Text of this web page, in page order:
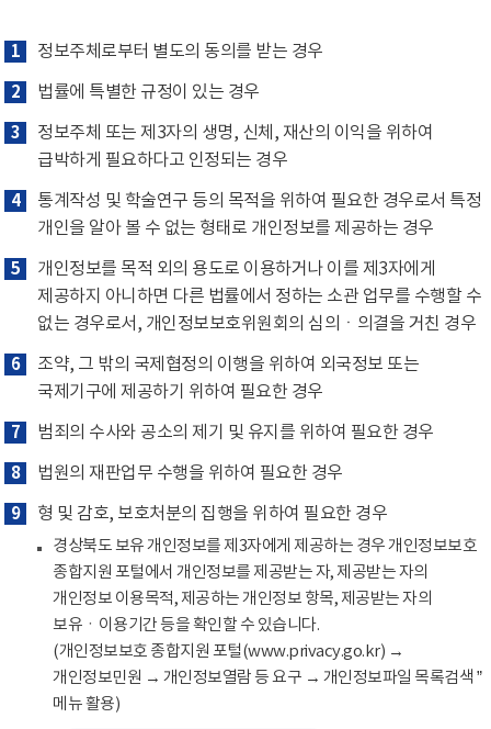
1 정보주체로부터 별도의 동의를 받는 경우
2 법률에 특별한 규정이 있는 경우
3
정보주체 또는 제3자의 생명, 신체, 재산의 이익을 위하여
급박하게 필요하다고 인정되는 경우
4
통계작성 및 학술연구 등의 목적을 위하여 필요한 경우로서 특정
개인을 알아 볼 수 없는 형태로 개인정보를 제공하는 경우
5
개인정보를 목적 외의 용도로 이용하거나 이를 제3자에게
제공하지 아니하면 다른 법률에서 정하는 소관 업무를 수행할 수
없는 경우로서, 개인정보보호위원회의 심의ㆍ의결을 거친 경우
6
조약, 그 밖의 국제협정의 이행을 위하여 외국정보 또는
국제기구에 제공하기 위하여 필요한 경우
7 범죄의 수사와 공소의 제기 및 유지를 위하여 필요한 경우
8 법원의 재판업무 수행을 위하여 필요한 경우
9 형 및 감호, 보호처분의 집행을 위하여 필요한 경우
경상북도 보유 개인정보를 제3자에게 제공하는 경우 개인정보보호
종합지원 포털에서 개인정보를 제공받는 자, 제공받는 자의
개인정보 이용목적, 제공하는 개인정보 항목, 제공받는 자의
보유ㆍ이용기간 등을 확인할 수 있습니다.
(개인정보보호 종합지원 포털(www.privacy.go.kr) →
개인정보민원 → 개인정보열람 등 요구 → 개인정보파일 목록검색 ”
메뉴 활용)